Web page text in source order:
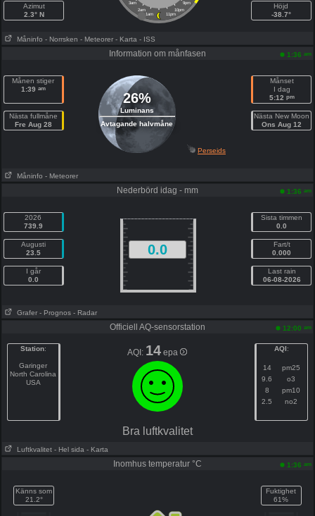
Azimut
2.3° N
3am 9pm
2am 10pm
1am 11pm
Höjd
-38.7°
Måninfo - Norrsken - Meteorer - Karta - ISS
Information om månfasen 1:36 am
Månen stiger
1:39 am
Nästa fullmåne
Fre Aug 28
26%
Luminans
Avtagande halvmåne
Månset
I dag
5:12 pm
Nästa New Moon
Ons Aug 12
Perseids
Måninfo - Meteorer
Nederbörd idag - mm 1:36 am
2026
739.9
Augusti
23.5
I går
0.0
0.0
Sista timmen
0.0
Fart/t
0.000
Last rain
06-08-2026
Grafer - Prognos - Radar
Officiell AQ-sensorstation 12:00 am
Station:
Garinger
North Carolina
USA
AQI: 14 epa AQI:
14
pm25
9.6
o3
8
pm10
2.5
no2
Bra luftkvalitet
Luftkvalitet - Hel sida - Karta
Inomhus temperatur °C 1:36 am
Känns som
21.2°
Fuktighet
61%